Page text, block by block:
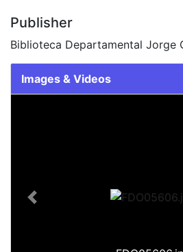
Publisher
Biblioteca Departamental Jorge
Images & Videos
Previous